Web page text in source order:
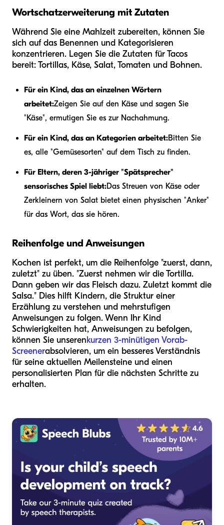
Wortschatzerweiterung mit Zutaten
Während Sie eine Mahlzeit zubereiten, können Sie
sich auf das Benennen und Kategorisieren
konzentrieren. Legen Sie die Zutaten für Tacos
bereit: Tortillas, Käse, Salat, Tomaten und Bohnen.
Für ein Kind, das an einzelnen Wörtern
arbeitet:Zeigen Sie auf den Käse und sagen Sie
"Käse", ermutigen Sie es zur Nachahmung.
Für ein Kind, das an Kategorien arbeitet:Bitten Sie
es, alle "Gemüsesorten" auf dem Tisch zu finden.
Für Eltern, deren 3-jähriger "Spätsprecher"
sensorisches Spiel liebt:Das Streuen von Käse oder
Zerkleinern von Salat bietet einen physischen "Anker"
für das Wort, das sie hören.
Reihenfolge und Anweisungen
Kochen ist perfekt, um die Reihenfolge "zuerst, dann,
zuletzt" zu üben. "Zuerst nehmen wir die Tortilla.
Dann geben wir das Fleisch dazu. Zuletzt kommt die
Salsa." Dies hilft Kindern, die Struktur einer
Erzählung zu verstehen und mehrstufigen
Anweisungen zu folgen. Wenn Ihr Kind
Schwierigkeiten hat, Anweisungen zu befolgen,
können Sie unserenkurzen 3-minütigen Vorab-
Screenerabsolvieren, um ein besseres Verständnis
für seine aktuellen Meilensteine und einen
personalisierten Plan für die nächsten Schritte zu
erhalten.